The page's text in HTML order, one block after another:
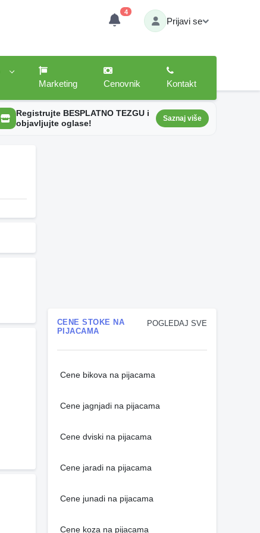
4
Prijavi se
Marketing
Cenovnik Kontakt
Registrujte BESPLATNO TEZGU i
objavljujte oglase!
Saznaj više
POGLEDAJ SVE
CENE STOKE NA
PIJACAMA
Cene bikova na pijacama
Cene jagnjadi na pijacama
Cene dviski na pijacama
Cene jaradi na pijacama
Cene junadi na pijacama
Cene koza na pijacama